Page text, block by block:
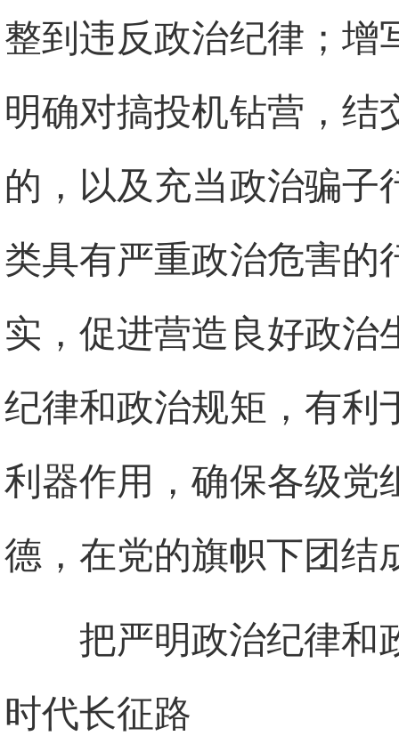
整到违反政治纪律；增
明确对搞投机钻营，结
的，以及充当政治骗子
类具有严重政治危害的
实，促进营造良好政治
纪律和政治规矩，有利
利器作用，确保各级党
德，在党的旗帜下团结
把严明政治纪律和
时代长征路